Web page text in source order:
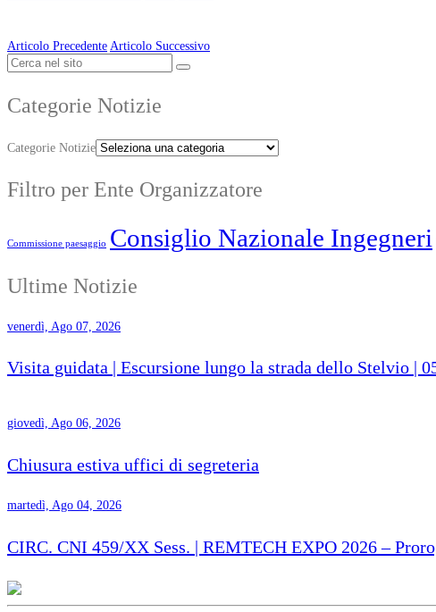
Articolo Precedente Articolo Successivo
Categorie Notizie
Categorie Notizie
Filtro per Ente Organizzatore
Commissione paesaggio Consiglio Nazionale Ingegneri
Ultime Notizie
venerdì, Ago 07, 2026
Visita guidata | Escursione lungo la strada dello Stelvio |
giovedì, Ago 06, 2026
Chiusura estiva uffici di segreteria
martedì, Ago 04, 2026
CIRC. CNI 459/XX Sess. | REMTECH EXPO 2026 –